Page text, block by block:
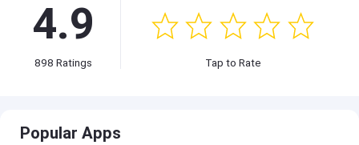
4.9
898 Ratings Tap to Rate
Popular Apps